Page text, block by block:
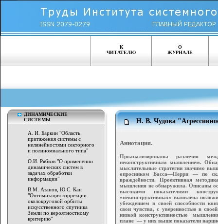
К
ЧИТАТЕЛЮ
О
ЖУРНАЛЕ
ДИНАМИЧЕСКИЕ
СИСТЕМЫ
А. И. Баркин "Область
притяжения системы с
нелинейностями секторного
и полиномиального типа"
О.И. Рябков "О применении
динамических систем в
задачах обработки
информации"
В.М. Азанов, Ю.С. Кан
"Оптимизация коррекции
околокруговой орбиты
искусственного спутника
Земли по вероятностному
критерию"
Н. В. Чудова
Аннотация.
Проанализированы различия
неконструктивным мышлением.
мыслительные стратегии значимо
опросником Басса—Перри — по
враждебности. Проективная
мышления не обнаружила. Описаны
высокими показателями
«неконструктивных» выявлена
убеждением в своей способности
свои чувства, с уверенностью в
низкой конструктивностью
плане — у них выше показатели